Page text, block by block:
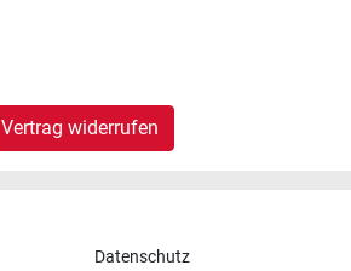
Vertrag widerrufen
Datenschutz